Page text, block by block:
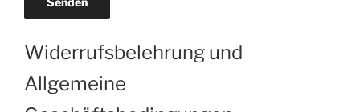
Widerrufsbelehrung und
Allgemeine